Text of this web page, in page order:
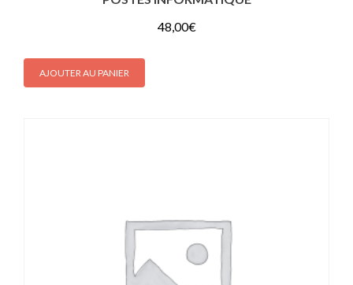
48,00€
AJOUTER AU PANIER